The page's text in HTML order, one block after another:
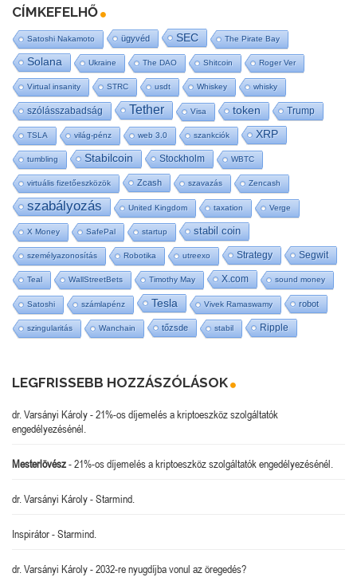
CÍMKEFELHŐ
Satoshi Nakamoto ügyvéd SEC The Pirate Bay
Solana Ukraine The DAO Shitcoin Roger Ver
Virtual insanity STRC usdt Whiskey whisky
szólásszabadság Tether Visa token Trump
TSLA világ-pénz web 3.0 szankciók XRP
tumbling Stabilcoin Stockholm WBTC
virtuális fizetőeszközök Zcash szavazás Zencash
szabályozás United Kingdom taxation Verge
X Money SafePal startup stabil coin
személyazonosítás Robotika utreexo Strategy Segwit
Teal WallStreetBets Timothy May X.com sound money
Satoshi számlapénz Tesla Vivek Ramaswamy robot
szingularitás Wanchain tőzsde stabil Ripple
LEGFRISSEBB HOZZÁSZÓLÁSOK
dr. Varsányi Károly-21%-os díjemelés a kriptoeszköz szolgáltatók
engedélyezésénél.
Mesterlövész-21%-os díjemelés a kriptoeszköz szolgáltatók engedélyezésénél.
dr. Varsányi Károly-Starmind.
Inspirátor-Starmind.
dr. Varsányi Károly-2032-re nyugdíjba vonul az öregedés?